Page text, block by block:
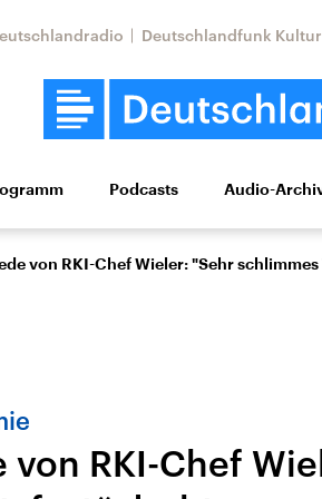
Deutschlandfunk Kultur
Wissen Kultur
Nahostkonflikt
Podcasts Audio-
von RKI-Chef Wieler: "Sehr
von RKI-Chef